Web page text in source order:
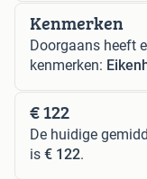
Kenmerken
Doorgaans heeft
kenmerken:
€ 122
De huidige
is € 122.